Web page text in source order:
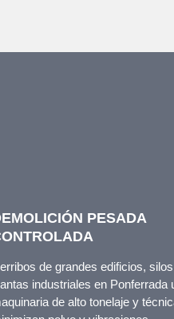
PESADA
de grandes edificios,
industriales en Ponferrada
de alto tonelaje y